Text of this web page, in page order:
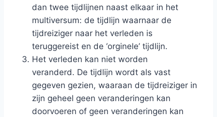
dan twee tijdlijnen naast elkaar in het
multiversum: de tijdlijn waarnaar de
tijdreiziger naar het verleden is
teruggereist en de ‘orginele’ tijdlijn.
Het verleden kan niet worden
veranderd. De tijdlijn wordt als vast
gegeven gezien, waaraan de tijdreiziger in
zijn geheel geen veranderingen kan
doorvoeren of geen veranderingen kan